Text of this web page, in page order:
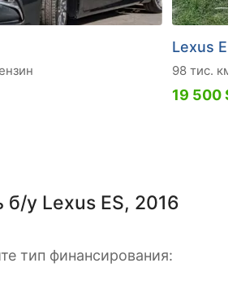
Lexus
98 тис. км
19 500 $
б/у Lexus ES, 2016
тип финансирования: